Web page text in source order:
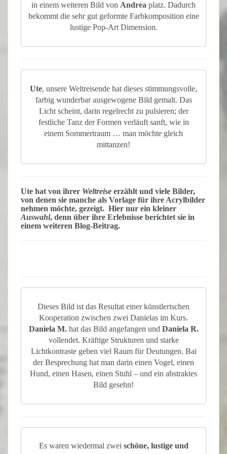
in einem weiteren Bild von Andrea platz. Dadurch
bekommt die sehr gut geformte Farbkomposition eine
lustige Pop-Art Dimension.
Ute, unsere Weltreisende hat dieses stimmungsvolle,
farbig wunderbar ausgewogene Bild gemalt. Das
Licht scheint, darin regelrecht zu pulsieren; der
festliche Tanz der Formen verläuft sanft, wie in
einem Sommertraum … man möchte gleich
mittanzen!
Ute hat von ihrer Weltreise erzählt und viele Bilder,
von denen sie manche als Vorlage für ihre Acrylbilder
nehmen möchte, gezeigt. Hier nur ein kleiner
Auswahl, denn über ihre Erlebnisse berichtet sie in
einem weiteren Blog-Beitrag.
Dieses Bild ist das Resultat einer künstlerischen
Kooperation zwischen zwei Danielas im Kurs.
Daniela M.hat das Bild angefangen und Daniela R.
vollendet. Kräftige Strukturen und starke
Lichtkontraste geben viel Raum für Deutungen. Bai
der Besprechung hat man darin einen Vogel, einen
Hund, einen Hasen, einen Stuhl – und ein abstraktes
Bild gesehn!
Es waren wiedermal zwei schöne, lustige und